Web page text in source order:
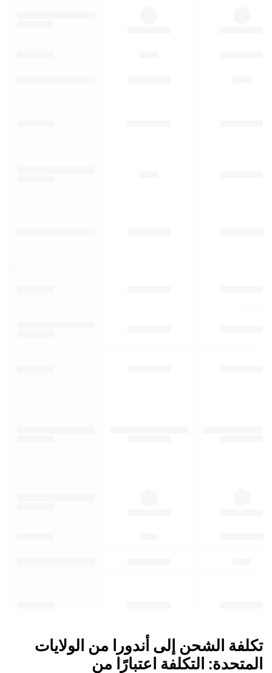
تكلفة الشحن إلى أندورا من الولايات
المتحدة: التكلفة اعتبارًا من